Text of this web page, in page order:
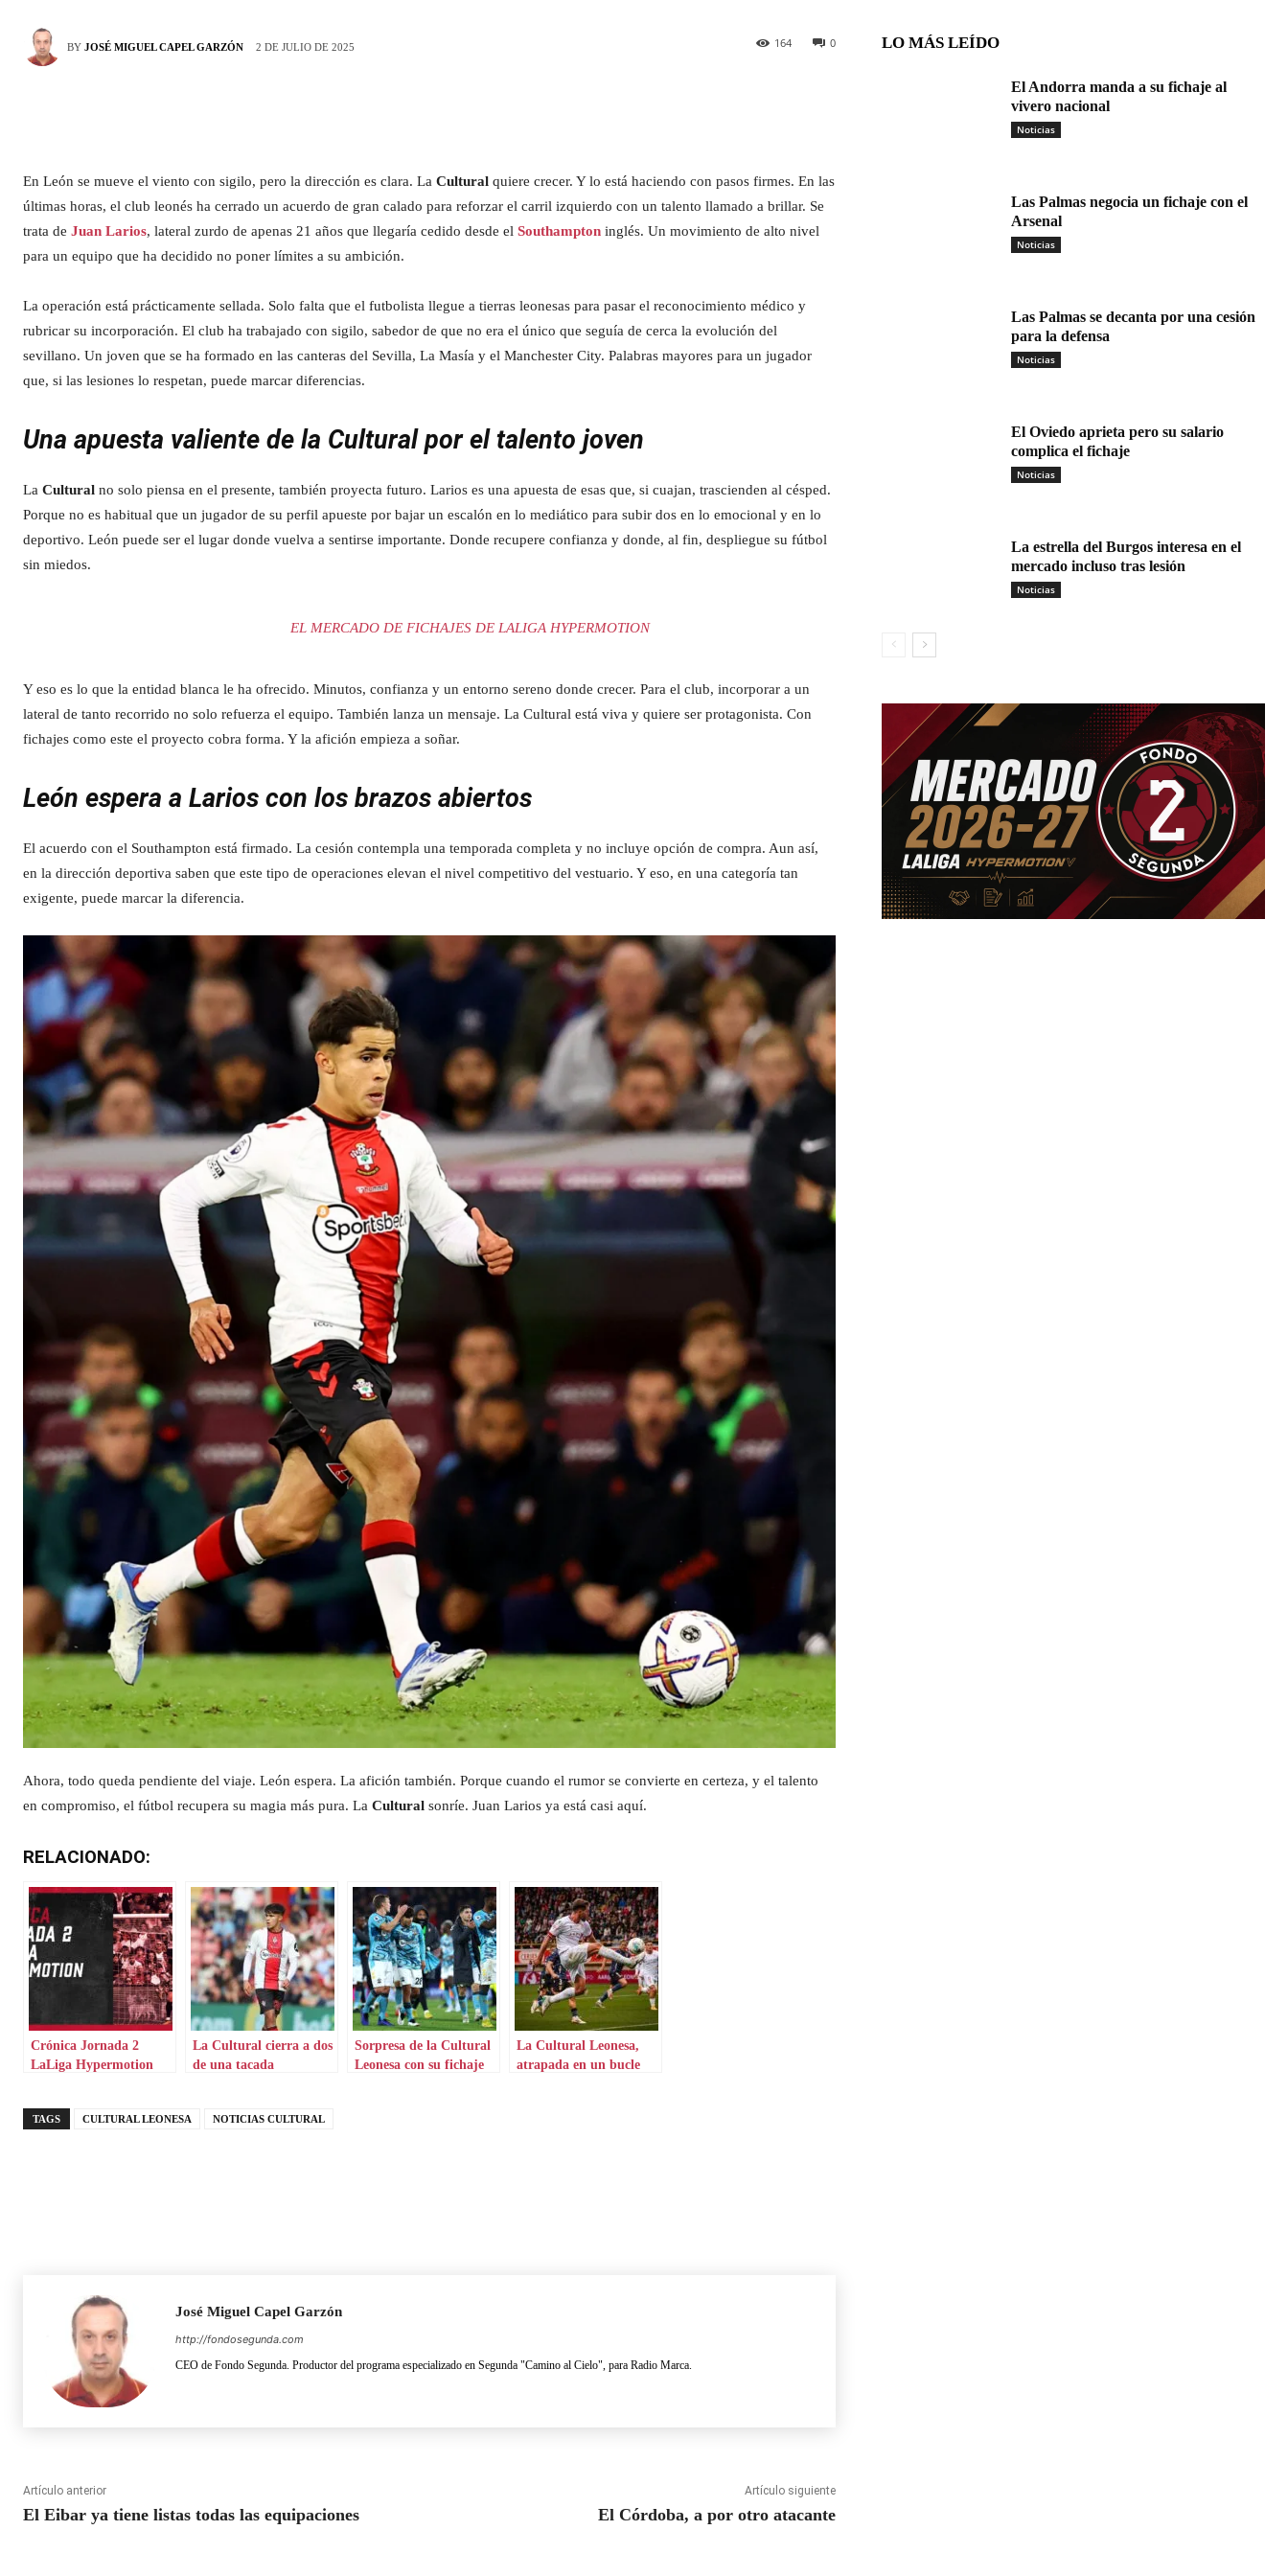
BY JOSÉ MIGUEL CAPEL GARZÓN 2 DE JULIO DE 2025 0
164
En León se mueve el viento con sigilo, pero la dirección es clara. La Cultural quiere crecer. Y lo está haciendo con pasos firmes. En las
últimas horas, el club leonés ha cerrado un acuerdo de gran calado para reforzar el carril izquierdo con un talento llamado a brillar. Se
trata de Juan Larios, lateral zurdo de apenas 21 años que llegaría cedido desde el Southampton inglés. Un movimiento de alto nivel
para un equipo que ha decidido no poner límites a su ambición.
La operación está prácticamente sellada. Solo falta que el futbolista llegue a tierras leonesas para pasar el reconocimiento médico y
rubricar su incorporación. El club ha trabajado con sigilo, sabedor de que no era el único que seguía de cerca la evolución del
sevillano. Un joven que se ha formado en las canteras del Sevilla, La Masía y el Manchester City. Palabras mayores para un jugador
que, si las lesiones lo respetan, puede marcar diferencias.
Una apuesta valiente de la Cultural por el talento joven
La Cultural no solo piensa en el presente, también proyecta futuro. Larios es una apuesta de esas que, si cuajan, trascienden al césped.
Porque no es habitual que un jugador de su perfil apueste por bajar un escalón en lo mediático para subir dos en lo emocional y en lo
deportivo. León puede ser el lugar donde vuelva a sentirse importante. Donde recupere confianza y donde, al fin, despliegue su fútbol
sin miedos.
EL MERCADO DE FICHAJES DE LALIGA HYPERMOTION
Y eso es lo que la entidad blanca le ha ofrecido. Minutos, confianza y un entorno sereno donde crecer. Para el club, incorporar a un
lateral de tanto recorrido no solo refuerza el equipo. También lanza un mensaje. La Cultural está viva y quiere ser protagonista. Con
fichajes como este el proyecto cobra forma. Y la afición empieza a soñar.
León espera a Larios con los brazos abiertos
El acuerdo con el Southampton está firmado. La cesión contempla una temporada completa y no incluye opción de compra. Aun así,
en la dirección deportiva saben que este tipo de operaciones elevan el nivel competitivo del vestuario. Y eso, en una categoría tan
exigente, puede marcar la diferencia.
Ahora, todo queda pendiente del viaje. León espera. La afición también. Porque cuando el rumor se convierte en certeza, y el talento
en compromiso, el fútbol recupera su magia más pura. La Cultural sonríe. Juan Larios ya está casi aquí.
RELACIONADO:
Crónica Jornada 2
LaLiga Hypermotion
La Cultural cierra a dos
de una tacada
Sorpresa de la Cultural
Leonesa con su fichaje
La Cultural Leonesa,
atrapada en un bucle
TAGS CULTURAL LEONESA NOTICIAS CULTURAL
José Miguel Capel Garzón
http://fondosegunda.com
CEO de Fondo Segunda. Productor del programa especializado en Segunda "Camino al Cielo", para Radio Marca.
Artículo anterior
El Eibar ya tiene listas todas las equipaciones
Artículo siguiente
El Córdoba, a por otro atacante
LO MÁS LEÍDO
El Andorra manda a su fichaje al
vivero nacional
Noticias
Las Palmas negocia un fichaje con el
Arsenal
Noticias
Las Palmas se decanta por una cesión
para la defensa
Noticias
El Oviedo aprieta pero su salario
complica el fichaje
Noticias
La estrella del Burgos interesa en el
mercado incluso tras lesión
Noticias